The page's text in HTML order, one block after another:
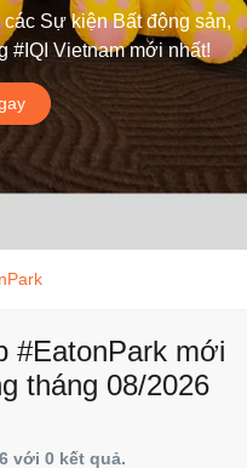
Sự kiện Bất động sản,
#IQI Vietnam mới nhất!
#EatonPark mới
tháng 08/2026
với 0 kết quả.